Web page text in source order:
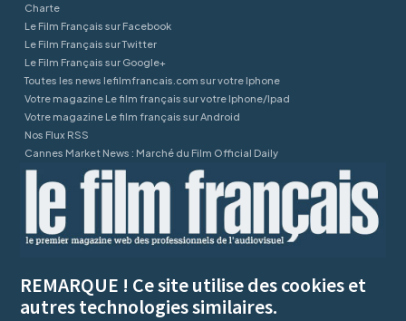
Charte
Le Film Français sur Facebook
Le Film Français sur Twitter
Le Film Français sur Google+
Toutes les news lefilmfrancais.com sur votre Iphone
Votre magazine Le film français sur votre Iphone/Ipad
Votre magazine Le film français sur Android
Nos Flux RSS
Cannes Market News : Marché du Film Official Daily
REMARQUE ! Ce site utilise des cookies et
autres technologies similaires.